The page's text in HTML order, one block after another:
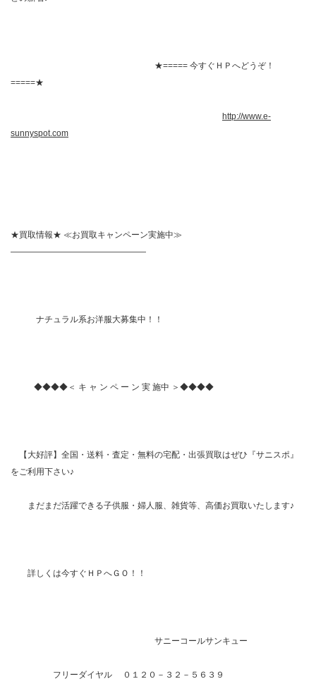
★===== 今すぐＨＰへどうぞ！
=====★
http://www.e-
sunnyspot.com
★買取情報★ ≪お買取キャンペーン実施中≫
————————————————
ナチュラル系お洋服大募集中！！
◆◆◆◆＜ キ ャ ン ペ ー ン 実 施中 ＞◆◆◆◆
【大好評】全国・送料・査定・無料の宅配・出張買取はぜひ『サニスポ』
をご利用下さい♪
まだまだ活躍できる子供服・婦人服、雑貨等、高価お買取いたします♪
詳しくは今すぐＨＰへＧＯ！！
サニーコールサンキュー
フリーダイヤル ０１２０－３２－５６３９